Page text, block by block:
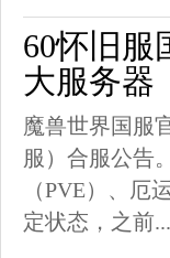
60怀旧服
大服务器
魔兽世界国服
服）合服公告
（PVE）、厄
定状态，之前...